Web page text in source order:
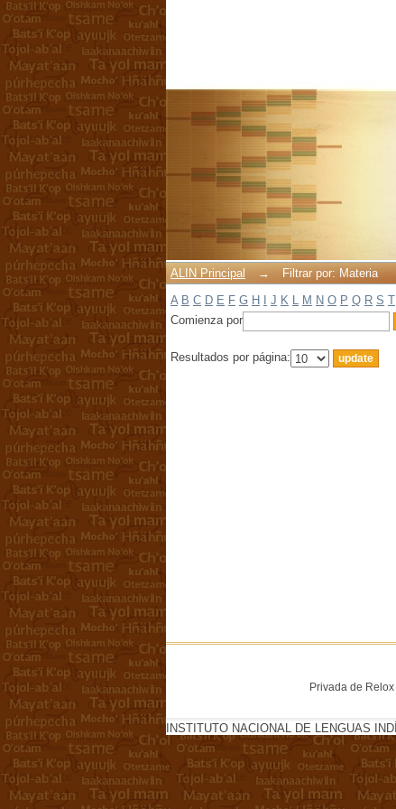
ALIN Principal →
Filtrar por: Materia
A B C D E F G H J K L M N O P Q R S T
Comienza por
Resultados por página:
Privada de
INSTITUTO NACIONAL DE LENGUAS